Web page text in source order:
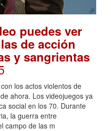
puedes ver
de acción
y sangrientas
los actos violentos de
ahora. Los videojuegos ya
social en los 70. Durante
la guerra entre
campo de las m